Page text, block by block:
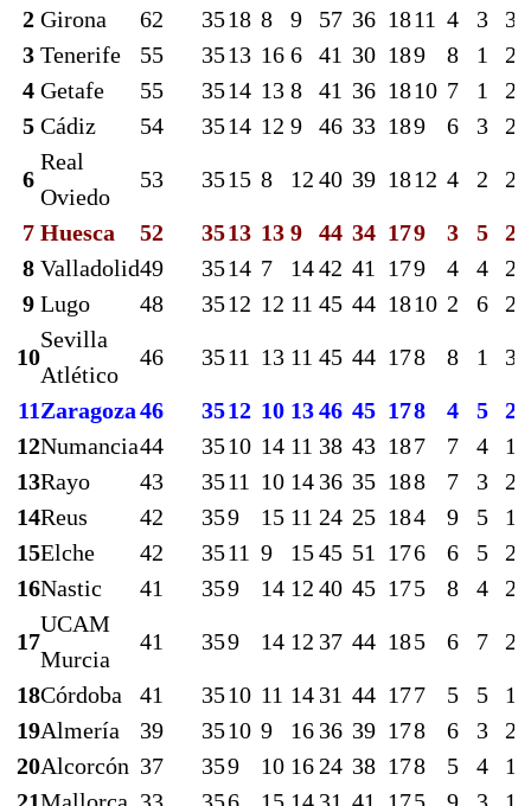
2 Girona 62 3518 8 9 57 36 1811 4 3
36
3 Tenerife 55 3513 16 6 41 30 189 8 1
23
4 Getafe 55 3514 13 8 41 36 1810 7 1
26
5 Cádiz 54 3514 12 9 46 33 189 6 3 25
6
Real
Oviedo
53 3515 8 12 40 39 1812 4 2 27
7 Huesca 52 3513 13 9 44 34 179 3 5
29
8 Valladolid49 3514 7 1442 41 179 4 4
22
9 Lugo 48 3512 12 11 45 44 1810 2 6 25
10
Sevilla
Atlético
46 3511 13 11 45 44 178 8 1 30
11Zaragoza46 3512 10 1346 45 178 4 5
24
12Numancia44 3510 14 11 38 43 187 7 4
18
13Rayo 43 3511 10 14 36 35 188 7 3
24
14Reus 42 359 15 11 24 25 184 9 5
13
15Elche 42 3511 9 1545 51 176 6 5
24
16Nastic 41 359 14 12 40 45 175 8 4 20
17
UCAM
Murcia
41 359 14 12 37 44 185 6 7 20
18Córdoba 41 3510 11 14 31 44 177 5 5
16
19Almería 39 3510 9 16 36 39 178 6 3
28
20Alcorcón 37 359 10 16 24 38 178 5 4
18
21Mallorca 33 356 15 14 31 41 175 9 3
17